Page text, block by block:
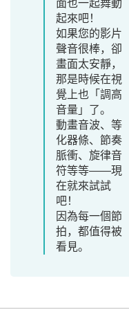
面也一起舞動
起來吧！
如果您的影片
聲音很棒，卻
畫面太安靜，
那是時候在視
覺上也「調高
音量」了。
動畫音波、等
化器條、節奏
脈衝、旋律音
符等等——現
在就來試試
吧！
因為每一個節
拍，都值得被
看見。